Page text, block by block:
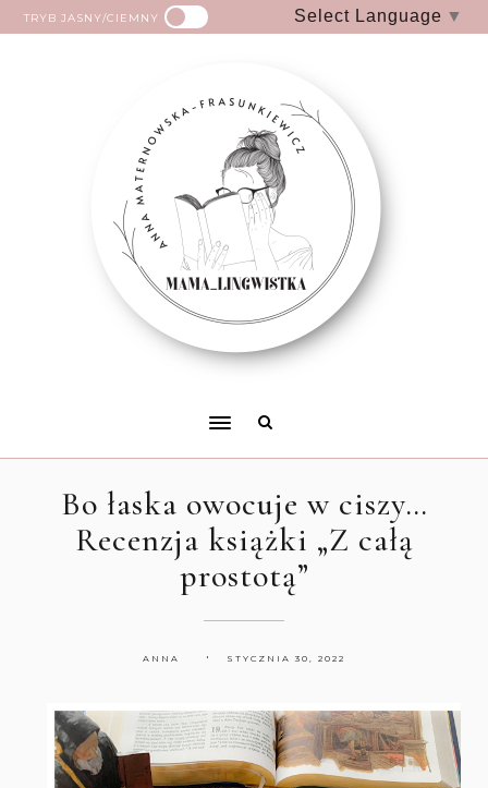
TRYB JASNY/CIEMNY Select Language ▼
Bo łaska owocuje w ciszy…
Recenzja książki „Z całą
prostotą”
ANNA STYCZNIA 30, 2022